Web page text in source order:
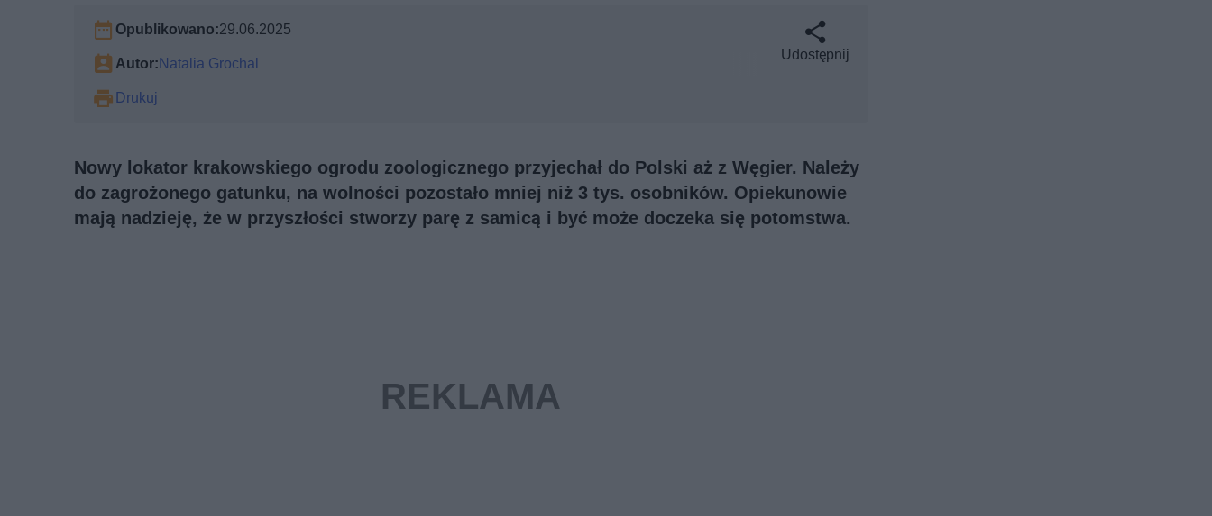
Opublikowano:29.06.2025
Autor: Natalia Grochal
Drukuj
Udostępnij
Nowy lokator krakowskiego ogrodu zoologicznego przyjechał do Polski aż z Węgier. Należy
do zagrożonego gatunku, na wolności pozostało mniej niż 3 tys. osobników. Opiekunowie
mają nadzieję, że w przyszłości stworzy parę z samicą i być może doczeka się potomstwa.